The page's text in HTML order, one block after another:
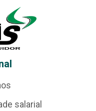
salarial